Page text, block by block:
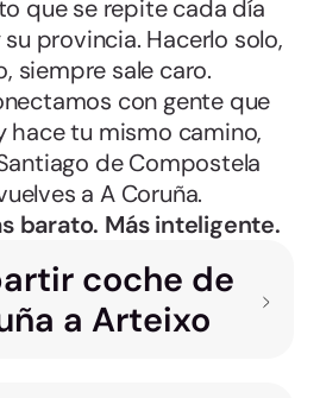
que se repite cada día
provincia. Hacerlo solo,
siempre sale caro.
con gente que
hace tu mismo camino,
de Compostela
a A Coruña.
barato. Más inteligente.
coche de
a Arteixo